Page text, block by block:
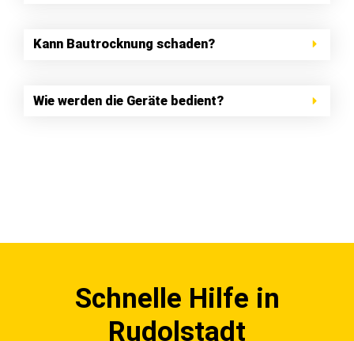
Kann Bautrocknung schaden?
Wie werden die Geräte bedient?
Schnelle Hilfe in
Rudolstadt